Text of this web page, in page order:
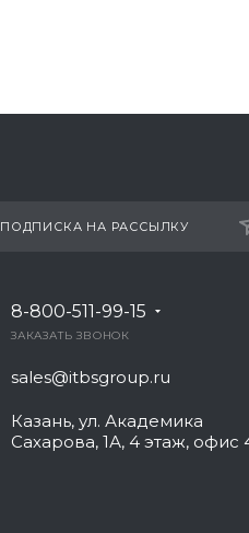
ПОДПИСКА НА РАССЫЛКУ
8-800-511-99-15
ЗАКАЗАТЬ ЗВОНОК
sales@itbsgroup.ru
Казань, ул. Академика
Сахарова, 1А, 4 этаж, офис